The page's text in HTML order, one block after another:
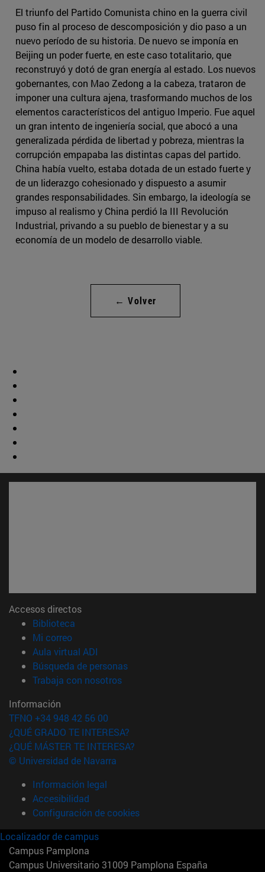
El triunfo del Partido Comunista chino en la guerra civil
puso fin al proceso de descomposición y dio paso a un
nuevo período de su historia. De nuevo se imponía en
Beijing un poder fuerte, en este caso totalitario, que
reconstruyó y dotó de gran energía al estado. Los nuevos
gobernantes, con Mao Zedong a la cabeza, trataron de
imponer una cultura ajena, trasformando muchos de los
elementos característicos del antiguo Imperio. Fue aquel
un gran intento de ingeniería social, que abocó a una
generalizada pérdida de libertad y pobreza, mientras la
corrupción empapaba las distintas capas del partido.
China había vuelto, estaba dotada de un estado fuerte y
de un liderazgo cohesionado y dispuesto a asumir
grandes responsabilidades. Sin embargo, la ideología se
impuso al realismo y China perdió la III Revolución
Industrial, privando a su pueblo de bienestar y a su
economía de un modelo de desarrollo viable.
← Volver
Accesos directos
Biblioteca
Mi correo(abre en nueva ventana)
Aula virtual ADI
Búsqueda de personas(abre en nueva ventana)
Trabaja con nosotros(abre en nueva ventana)
Información
TFNO +34 948 42 56 00
¿QUÉ GRADO TE INTERESA?
¿QUÉ MÁSTER TE INTERESA?
© Universidad de Navarra
Información legal
Accesibilidad
Configuración de cookies
Localizador de campus
Campus Pamplona
Campus Universitario 31009 Pamplona España